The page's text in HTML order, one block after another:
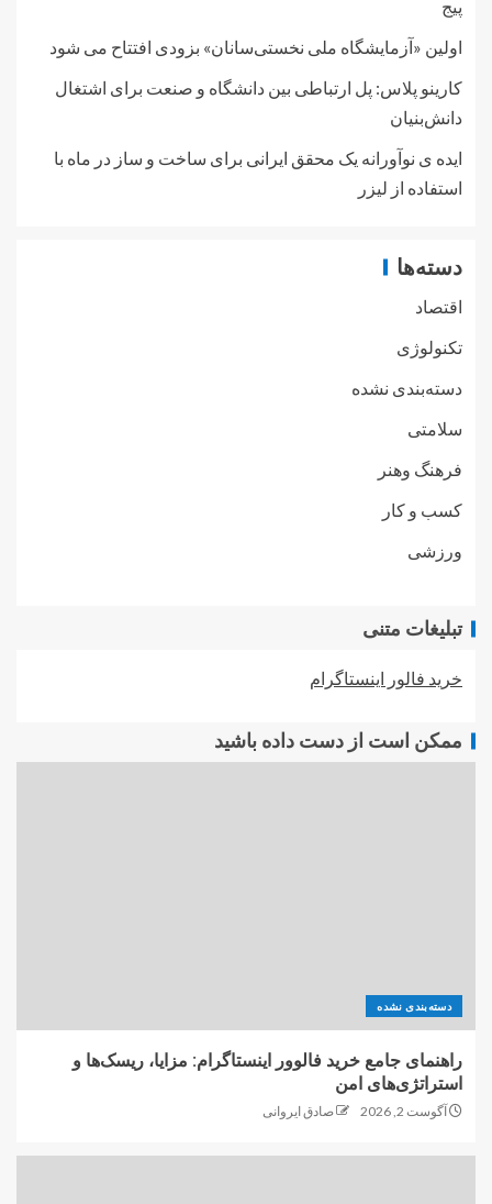
پیج
اولین «آزمایشگاه ملی نخستی‌سانان» بزودی افتتاح می شود
کارینو پلاس: پل ارتباطی بین دانشگاه و صنعت برای اشتغال
دانش‌بنیان
ایده ی نوآورانه یک محقق ایرانی برای ساخت و ساز در ماه با
استفاده از لیزر
دسته‌ها
اقتصاد
تکنولوژی
دسته‌بندی نشده
سلامتی
فرهنگ وهنر
کسب و کار
ورزشی
تبلیغات متنی
خرید فالور اینستاگرام
ممکن است از دست داده باشید
دسته‌بندی نشده
راهنمای جامع خرید فالوور اینستاگرام: مزایا، ریسک‌ها و
استراتژی‌های امن
آگوست 2, 2026 صادق ایروانی